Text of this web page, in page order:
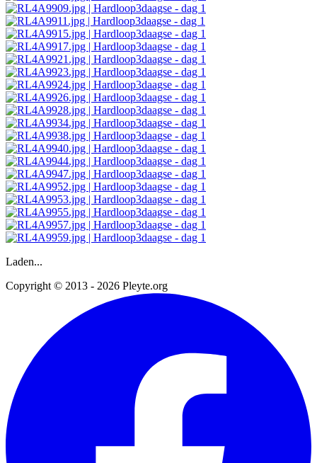
Laden...
Copyright © 2013 - 2026 Pleyte.org